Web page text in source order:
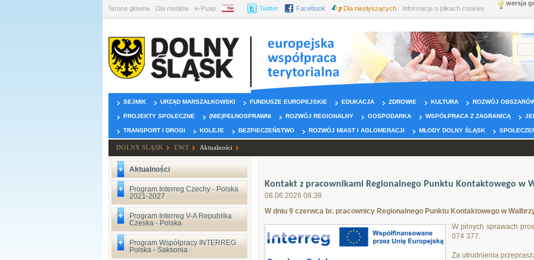
Strona główna Dla mediów e-Puap BIP Twitter Facebook Dla niesłyszących Informacja o plikach cookies
wersja
SEJMIK URZĄD MARSZAŁKOWSKI FUNDUSZE EUROPEJSKIE EDUKACJA ZDROWIE KULTURA ROZWÓJ
PROJEKTY SPOŁECZNE (NIE)PEŁNOSPRAWNI ROZWÓJ REGIONALNY GOSPODARKA WSPÓŁPRACA Z ZAGRANICĄ
TRANSPORT I DROGI KOLEJE BEZPIECZEŃSTWO ROZWÓJ MIAST I AGLOMERACJI MŁODY DOLNY ŚLĄSK
DOLNY ŚLĄSK EWT Aktualności
Aktualności
Program Interreg Czechy - Polska
2021-2027
Program Interreg V-A Republika
Czeska - Polska
Program Współpracy INTERREG
Polska - Saksonia
Kontakt z pracownikami Regionalnego Punktu Kontaktowego w
08.06.2026 08:38
W dniu 9 czerwca br. pracownicy Regionalnego Punktu Kontaktowego w
W pilnych sprawach
074 377.
Za utrudnienia